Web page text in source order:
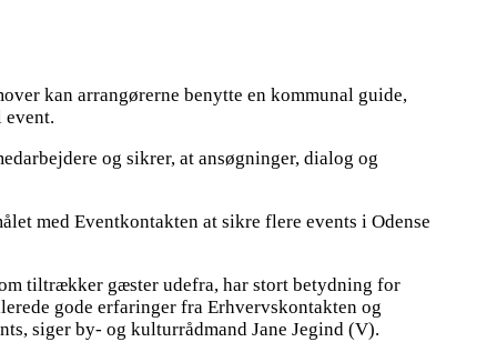
kan arrangørerne benytte en kommunal guide,
event.
og sikrer, at ansøgninger, dialog og
med Eventkontakten at sikre flere events i Odense
tiltrækker gæster udefra, har stort betydning for
gode erfaringer fra Erhvervskontakten og
siger by- og kulturrådmand Jane Jegind (V).